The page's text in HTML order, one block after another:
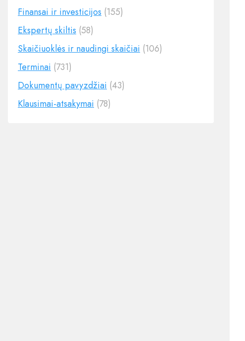
Finansai ir investicijos (155)
Ekspertų skiltis (58)
Skaičiuoklės ir naudingi skaičiai (106)
Terminai (731)
Dokumentų pavyzdžiai (43)
Klausimai-atsakymai (78)